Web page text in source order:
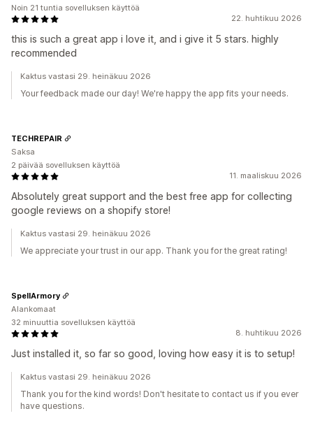
22. huhtikuu 2026
this is such a great app i love it, and i give it 5 stars. highly
recommended
Noin 21 tuntia sovelluksen käyttöä
Kaktus vastasi 29. heinäkuu 2026
Your feedback made our day! We're happy the app fits your needs.
11. maaliskuu 2026
Absolutely great support and the best free app for collecting
google reviews on a shopify store!
TECHREPAIR
Saksa
2 päivää sovelluksen käyttöä
Kaktus vastasi 29. heinäkuu 2026
We appreciate your trust in our app. Thank you for the great rating!
8. huhtikuu 2026
Just installed it, so far so good, loving how easy it is to setup!
SpellArmory
Alankomaat
32 minuuttia sovelluksen käyttöä
Kaktus vastasi 29. heinäkuu 2026
Thank you for the kind words! Don't hesitate to contact us if you ever
have questions.